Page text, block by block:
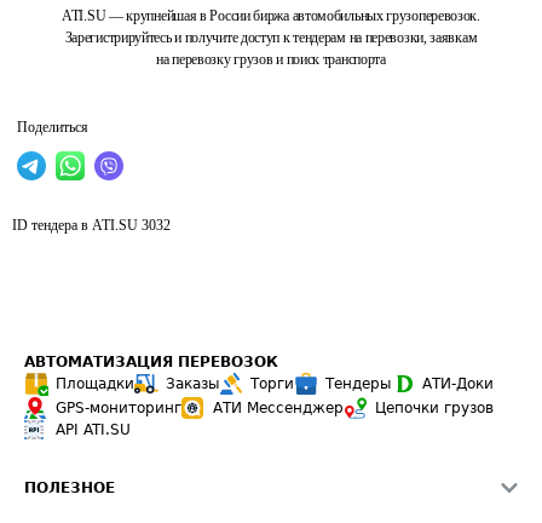
ATI.SU — крупнейшая в России биржа автомобильных грузоперевозок.
Зарегистрируйтесь и получите доступ к тендерам на перевозки, заявкам
на перевозку грузов и поиск транспорта
Поделиться
ID тендера в ATI.SU 3032
АВТОМАТИЗАЦИЯ ПЕРЕВОЗОК
Площадки
Заказы Торги Тендеры
АТИ-Доки
GPS-мониторинг
АТИ Мессенджер
Цепочки грузов
API ATI.SU
ПОЛЕЗНОЕ